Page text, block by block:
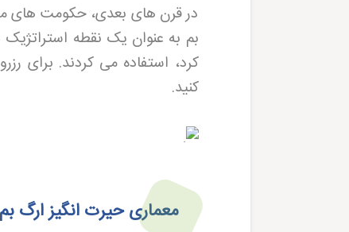
در قرن های بعدی، حکومت های
بم به عنوان یک نقطه
کرد، استفاده می کردند. برای
کنید.
معماری حیرت‌ انگیز